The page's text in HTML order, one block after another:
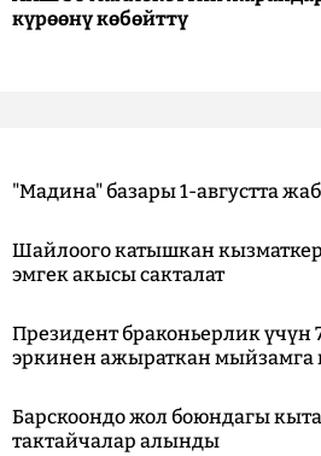
күрөөнү көбөйттү
"Мадина" базары 1-августта
Шайлоого катышкан
эмгек акысы сакталат
Президент браконьерлик үчүн
эркинен ажыраткан мыйзамга
Барскоондо жол боюндагы
тактайчалар алынды